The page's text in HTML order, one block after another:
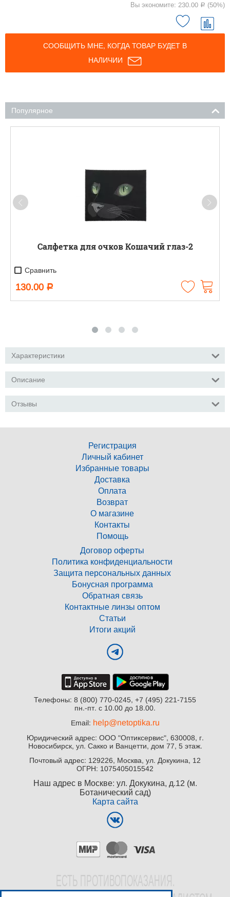
Вы экономите: 230.00 Р (50%)
СООБЩИТЬ МНЕ, КОГДА ТОВАР БУДЕТ В
НАЛИЧИИ
Популярное
Салфетка для очков Кошачий глаз-2
Сравнить
130.00 Р
Характеристики
Описание
Отзывы
Регистрация
Личный кабинет
Избранные товары
Доставка
Оплата
Возврат
О магазине
Контакты
Помощь
Договор оферты
Политика конфиденциальности
Защита персональных данных
Бонусная программа
Обратная связь
Контактные линзы оптом
Статьи
Итоги акций
Телефоны: 8 (800) 770-0245, +7 (495) 221-7155
пн.-пт. с 10.00 до 18.00.
Email: help@netoptika.ru
Юридический адрес: ООО "Оптиксервис", 630008, г.
Новосибирск, ул. Сакко и Ванцетти, дом 77, 5 этаж.
Почтовый адрес: 129226, Москва, ул. Докукина, 12
ОГРН: 1075405015542
Наш адрес в Москве: ул. Докукина, д.12 (м.
Ботанический сад)
Карта сайта
EСТЬ ПРОТИВОПОКАЗАНИЯ.